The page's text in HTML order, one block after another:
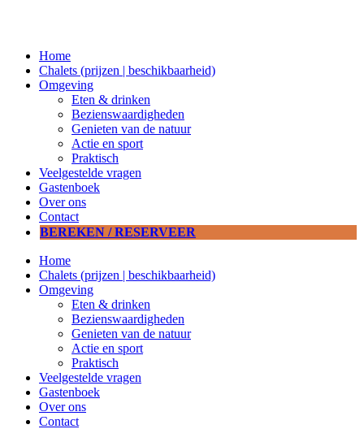
inhoudHome
Chalets (prijzen | beschikbaarheid)
Omgeving
Eten & drinken
Bezienswaardigheden
Genieten van de natuur
Actie en sport
Praktisch
Veelgestelde vragen
Gastenboek
Over ons
Contact
BEREKEN / RESERVEER
Home
Chalets (prijzen | beschikbaarheid)
Omgeving
Eten & drinken
Bezienswaardigheden
Genieten van de natuur
Actie en sport
Praktisch
Veelgestelde vragen
Gastenboek
Over ons
Contact